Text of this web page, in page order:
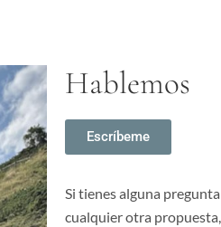
Hablemos
Escríbeme
Si tienes alguna
cualquier otra